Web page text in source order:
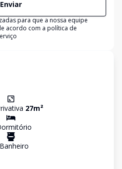
Enviar
para que a nossa equipe
acordo com a política de
27m²
Banheiro